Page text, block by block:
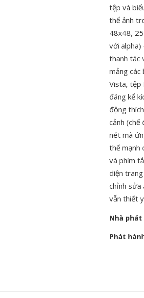
tệp và
thể ảnh
48x48,
với
thanh tác
mảng các
Vista, tệp
đáng kể
động
cảnh
nét mà
thế mạnh
và phím
diện
chỉnh sửa
vẫn thiết
Nhà
Phát